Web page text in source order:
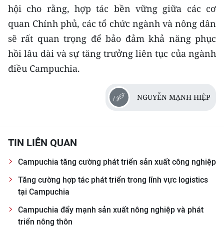
CÁC CHUYÊN TRANG
VỀ BÁO NHÂN DÂN
THỜI NAY
MUA BÁO
ĐỌC BÁO IN
ENGLISH
中文
hội cho rằng, hợp tác bền vững giữa các cơ
quan Chính phủ, các tổ chức ngành và nông dân
sẽ rất quan trọng để bảo đảm khả năng phục
hồi lâu dài và sự tăng trưởng liên tục của ngành
điều Campuchia.
NGUYỄN MẠNH HIỆP
TIN LIÊN QUAN
Campuchia tăng cường phát triển sản xuất công nghiệp
Tăng cường hợp tác phát triển trong lĩnh vực logistics
tại Campuchia
Campuchia đẩy mạnh sản xuất nông nghiệp và phát
triển nông thôn